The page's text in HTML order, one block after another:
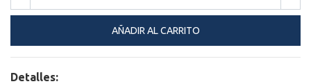
Detalles: